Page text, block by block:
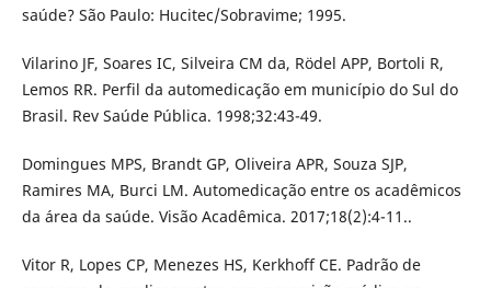
saúde? São Paulo: Hucitec/Sobravime; 1995.
Vilarino JF, Soares IC, Silveira CM da, Rödel APP, Bortoli R,
Lemos RR. Perfil da automedicação em município do Sul do
Brasil. Rev Saúde Pública. 1998;32:43-49.
Domingues MPS, Brandt GP, Oliveira APR, Souza SJP,
Ramires MA, Burci LM. Automedicação entre os acadêmicos
da área da saúde. Visão Acadêmica. 2017;18(2):4-11..
Vitor R, Lopes CP, Menezes HS, Kerkhoff CE. Padrão de